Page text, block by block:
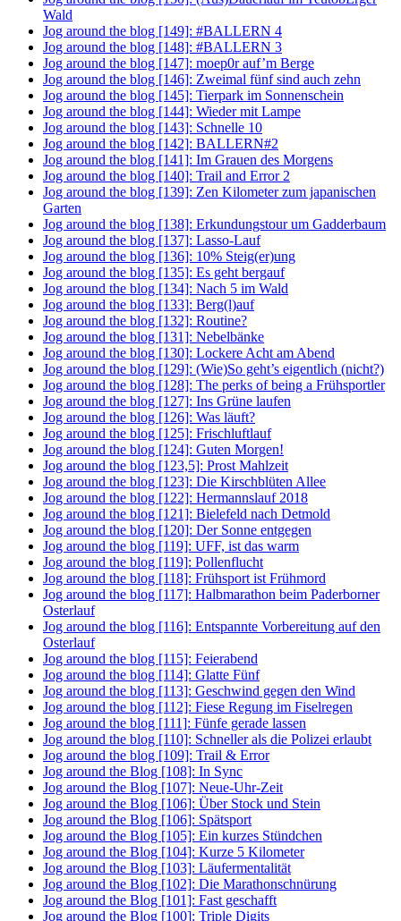
Wald
Jog around the blog [149]: #BALLERN 4
Jog around the blog [148]: #BALLERN 3
Jog around the blog [147]: moep0r auf’m Berge
Jog around the blog [146]: Zweimal fünf sind auch zehn
Jog around the blog [145]: Tierpark im Sonnenschein
Jog around the blog [144]: Wieder mit Lampe
Jog around the blog [143]: Schnelle 10
Jog around the blog [142]: BALLERN#2
Jog around the blog [141]: Im Grauen des Morgens
Jog around the blog [140]: Trail and Error 2
Jog around the blog [139]: Zen Kilometer zum japanischen
Garten
Jog around the blog [138]: Erkundungstour um Gadderbaum
Jog around the blog [137]: Lasso-Lauf
Jog around the blog [136]: 10% Steig(er)ung
Jog around the blog [135]: Es geht bergauf
Jog around the blog [134]: Nach 5 im Wald
Jog around the blog [133]: Berg(l)auf
Jog around the blog [132]: Routine?
Jog around the blog [131]: Nebelbänke
Jog around the blog [130]: Lockere Acht am Abend
Jog around the blog [129]: (Wie)So geht’s eigentlich (nicht?)
Jog around the blog [128]: The perks of being a Frühsportler
Jog around the blog [127]: Ins Grüne laufen
Jog around the blog [126]: Was läuft?
Jog around the blog [125]: Frischluftlauf
Jog around the blog [124]: Guten Morgen!
Jog around the blog [123,5]: Prost Mahlzeit
Jog around the blog [123]: Die Kirschblüten Allee
Jog around the blog [122]: Hermannslauf 2018
Jog around the blog [121]: Bielefeld nach Detmold
Jog around the blog [120]: Der Sonne entgegen
Jog around the blog [119]: UFF, ist das warm
Jog around the blog [119]: Pollenflucht
Jog around the blog [118]: Frühsport ist Frühmord
Jog around the blog [117]: Halbmarathon beim Paderborner
Osterlauf
Jog around the blog [116]: Entspannte Vorbereitung auf den
Osterlauf
Jog around the blog [115]: Feierabend
Jog around the blog [114]: Glatte Fünf
Jog around the blog [113]: Geschwind gegen den Wind
Jog around the blog [112]: Fiese Regung im Fiselregen
Jog around the blog [111]: Fünfe gerade lassen
Jog around the blog [110]: Schneller als die Polizei erlaubt
Jog around the blog [109]: Trail & Error
Jog around the Blog [108]: In Sync
Jog around the Blog [107]: Neue-Uhr-Zeit
Jog around the Blog [106]: Über Stock und Stein
Jog around the Blog [106]: Spätsport
Jog around the Blog [105]: Ein kurzes Stündchen
Jog around the Blog [104]: Kurze 5 Kilometer
Jog around the Blog [103]: Läufermentalität
Jog around the Blog [102]: Die Marathonschnürung
Jog around the Blog [101]: Fast geschafft
Jog around the Blog [100]: Triple Digits